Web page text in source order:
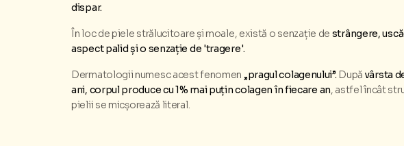
dispar.
În loc de piele strălucitoare și moale, există o senzație de strângere,
aspect palid și o senzație de 'tragere'.
Dermatologii numesc acest fenomen „pragul colagenului”. După vârsta
ani, corpul produce cu 1% mai puțin colagen în fiecare an, astfel încât
pielii se micșorează literal.